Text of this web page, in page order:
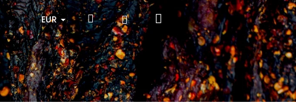
EUR HľadaťPrihlásenieNákupný
košík